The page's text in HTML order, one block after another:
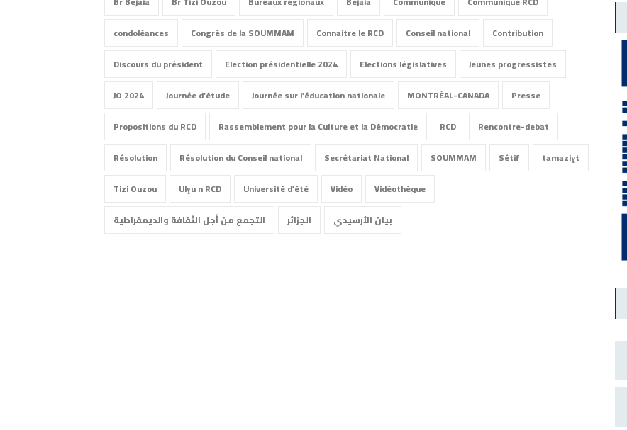
condoléances
Congrès de la SOUMMAM Connaitre le RCD Conseil national
Contribution
Discours du président
Election présidentielle 2024 Elections législatives
Jeunes progressistes
JO 2024
Journée d'étude Journée sur l’éducation nationale MONTRÉAL-CANADA
Presse
Propositions du RCD
Rassemblement pour la Culture et la Démocratie RCD
Rencontre-debat
Résolution
Résolution du Conseil national Secrétariat National SOUMMAM Sétif
tamaziɣt
Tizi Ouzou
Ulɣu n RCD Université d'été Vidéo
Vidéothèque
التجمع من أجل الثقافة والديمقراطية
الجزائر بيان الأرسيدي